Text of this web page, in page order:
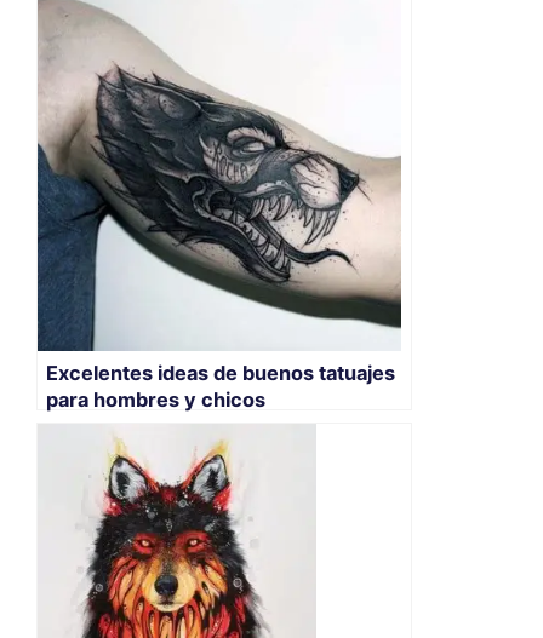
Excelentes ideas de buenos tatuajes
para hombres y chicos